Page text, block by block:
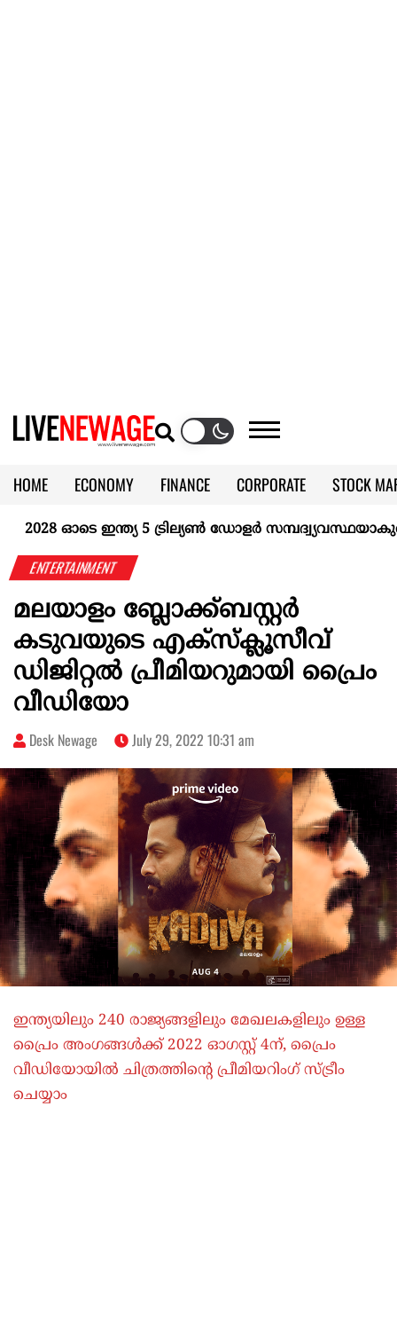
HOME ECONOMY FINANCE CORPORATE
STOCK
CALENDAR
KERALA @70
ഓടെ ഇന്ത്യ 5 ട്രില്യണ്‍ ഡോളര്‍
ENTERTAINMENT
മലയാളം ബ്ലോക്ക്ബസ്റ്റർ
കടുവയുടെ എക്‌സ്‌ക്ലൂസീവ്
ഡിജിറ്റൽ പ്രീമിയറുമായി പ്രൈം
വീഡിയോ
Desk Newage July 29, 2022 10:31 am
ഇന്ത്യയിലും 240 രാജ്യങ്ങളിലും മേഖലകളിലും ഉള്ള
പ്രൈം അംഗങ്ങൾക്ക് 2022 ഓഗസ്റ്റ് 4ന്, പ്രൈം
വീഡിയോയിൽ ചിത്രത്തിന്റെ പ്രീമിയറിംഗ് സ്ട്രീം
ചെയ്യാം